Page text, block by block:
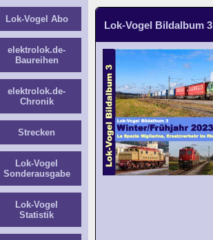
Lok-Vogel Bildalbum 3
Lok-Vogel Abo
elektrolok.de-
Baureihen
elektrolok.de-
Chronik
Strecken
Lok-Vogel
Sonderausgabe
Lok-Vogel
Statistik